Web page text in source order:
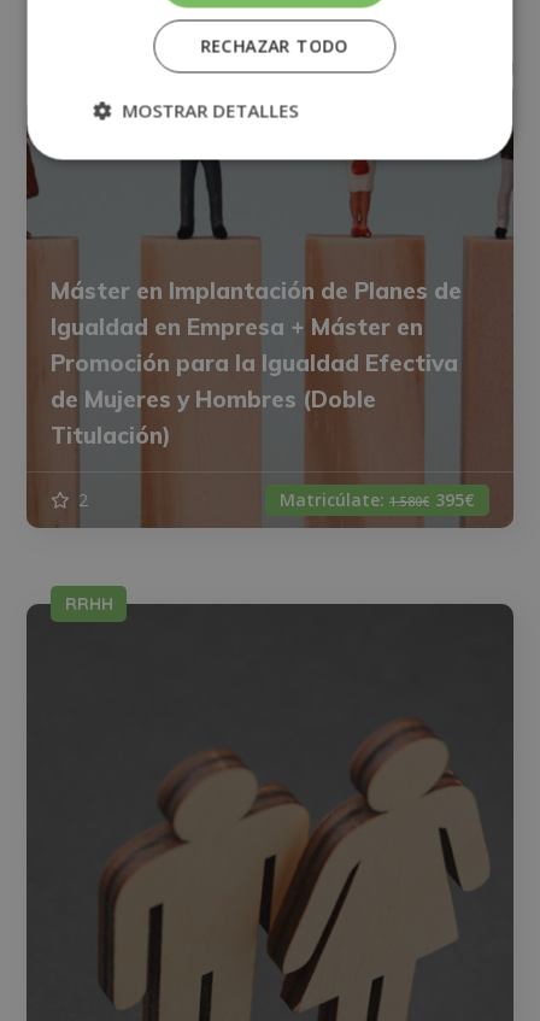
Máster en Implantación de Planes de
Igualdad en Empresa + Máster en
Promoción para la Igualdad Efectiva
de Mujeres y Hombres (Doble
Titulación)
2 Matricúlate: 1.580€ 395€
RRHH
RECHAZAR TODO
MOSTRAR DETALLES